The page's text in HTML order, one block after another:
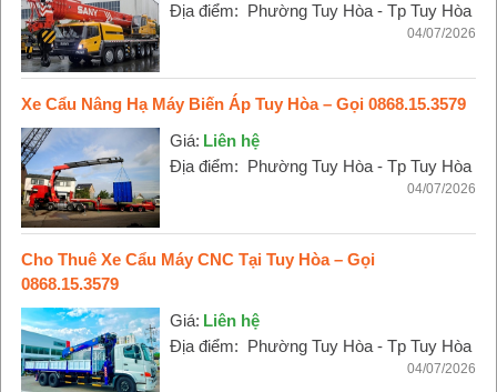
Địa điểm: Phường Tuy Hòa - Tp Tuy Hòa
04/07/2026
Xe Cẩu Nâng Hạ Máy Biến Áp Tuy Hòa – Gọi 0868.15.3579
Giá: Liên hệ
Địa điểm: Phường Tuy Hòa - Tp Tuy Hòa
04/07/2026
Cho Thuê Xe Cẩu Máy CNC Tại Tuy Hòa – Gọi
0868.15.3579
Giá: Liên hệ
Địa điểm: Phường Tuy Hòa - Tp Tuy Hòa
04/07/2026